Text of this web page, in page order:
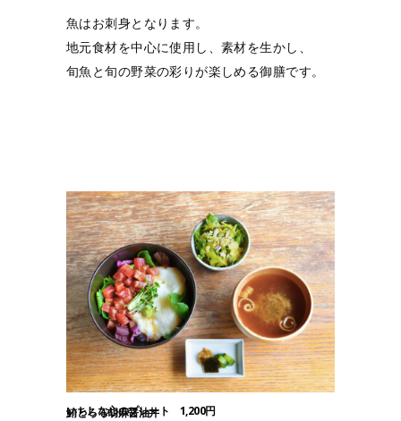
魚はお刺身となります。
地元食材を中心に使用し、素材を生かし、
旬魚と旬の野菜の彩りが楽しめる御膳です。
いちしな心のプレート 1,200円
鮪とろろ胡麻醤油丼